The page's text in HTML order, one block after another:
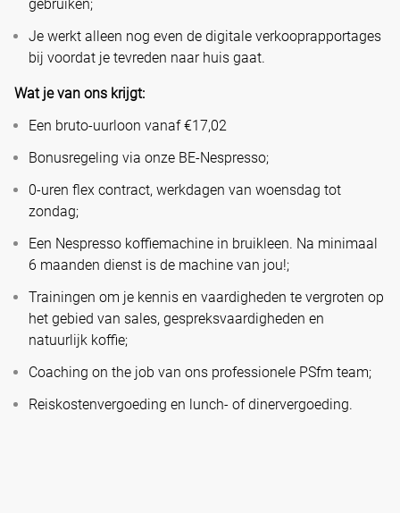
gebruiken;
Je werkt alleen nog even de digitale verkooprapportages
bij voordat je tevreden naar huis gaat.
Wat je van ons krijgt:
Een bruto-uurloon vanaf €17,02
Bonusregeling via onze BE-Nespresso;
0-uren flex contract, werkdagen van woensdag tot
zondag;
Een Nespresso koffiemachine in bruikleen. Na minimaal
6 maanden dienst is de machine van jou!;
Trainingen om je kennis en vaardigheden te vergroten op
het gebied van sales, gespreksvaardigheden en
natuurlijk koffie;
Coaching on the job van ons professionele PSfm team;
Reiskostenvergoeding en lunch- of dinervergoeding.